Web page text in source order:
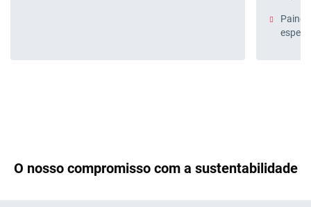
O nosso compromisso com a sustentabilidade